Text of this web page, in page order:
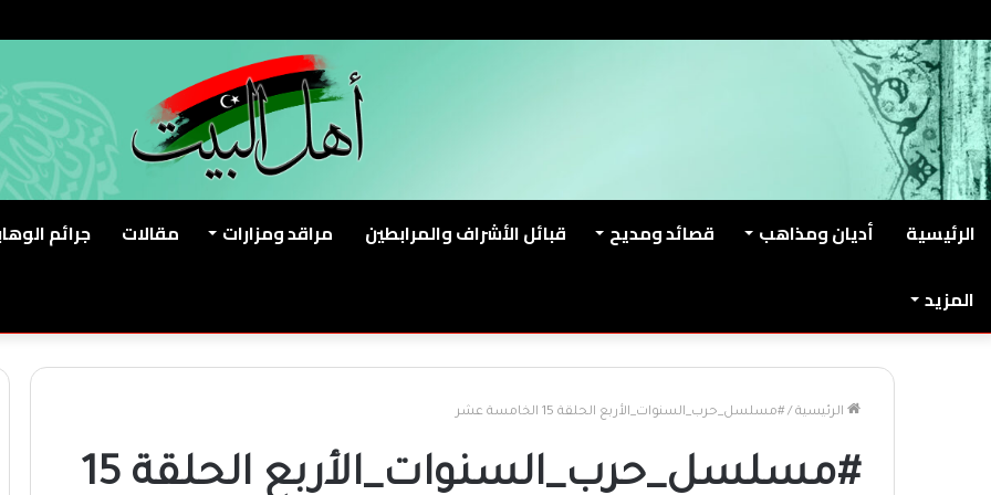
الرئيسية أديان ومذاهب قصائد ومديح قبائل الأشراف والمرابطين مراقد ومزارات مقالات جرائم
المزيد
الرئيسية / #مسلسل_حرب_السنوات_الأربع الحلقة 15 الخامسة عشر
#مسلسل_حرب_السنوات_الأربع الحلقة 15